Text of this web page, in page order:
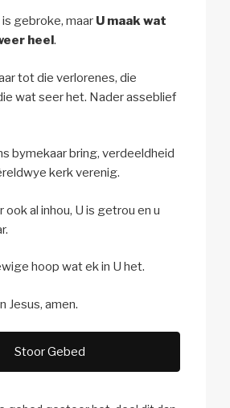
gebroke, maar U maak wat
heel.
tot die verlorenes, die
wat seer het. Nader asseblief
bymekaar bring, verdeeldheid
kerk verenig.
ook al inhou, U is getrou en u
hoop wat ek in U het.
Jesus, amen.
Stoor Gebed